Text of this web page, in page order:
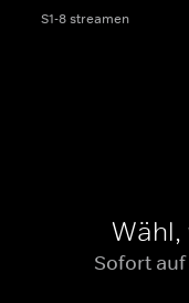
S1-8 streamen
Wähl,
Sofort